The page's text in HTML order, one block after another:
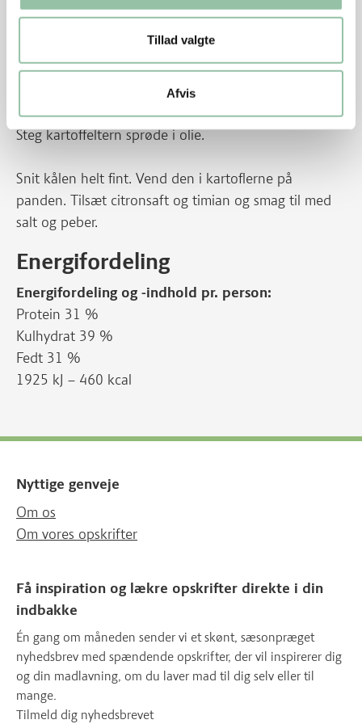
Tillad valgte
Afvis
Bag dem gyldne i ovnen i ca. 12 minutter.
Skræl den søde kartoffel og skær den i små tern.
Varm olie på en pande ved god varme.
Steg kartoffeltern sprøde i olie.
Snit kålen helt fint. Vend den i kartoflerne på
panden. Tilsæt citronsaft og timian og smag til med
salt og peber.
Energifordeling
Energifordeling og -indhold pr. person:
Protein 31 %
Kulhydrat 39 %
Fedt 31 %
1925 kJ – 460 kcal
Nyttige genveje
Om os
Om vores opskrifter
Få inspiration og lækre opskrifter direkte i din
indbakke
Én gang om måneden sender vi et skønt, sæsonpræget
nyhedsbrev med spændende opskrifter, der vil inspirerer dig
og din madlavning, om du laver mad til dig selv eller til
mange.
Tilmeld dig nyhedsbrevet